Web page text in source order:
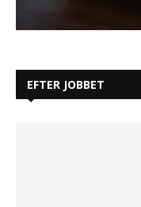
EFTER JOBBET